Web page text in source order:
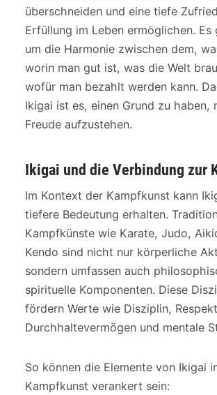
überschneiden und eine tiefe
Erfüllung im Leben ermöglichen. Es
um die Harmonie zwischen dem,
worin man gut ist, was die Welt
wofür man bezahlt werden kann.
Ikigai ist es, einen Grund zu haben,
Freude aufzustehen.
Ikigai und die Verbindung zur
Im Kontext der Kampfkunst kann
tiefere Bedeutung erhalten.
Kampfkünste wie Karate, Judo,
Kendo sind nicht nur körperliche
sondern umfassen auch
spirituelle Komponenten. Diese
fördern Werte wie Disziplin,
Durchhaltevermögen und mentale
So können die Elemente von Ikigai
Kampfkunst verankert sein: